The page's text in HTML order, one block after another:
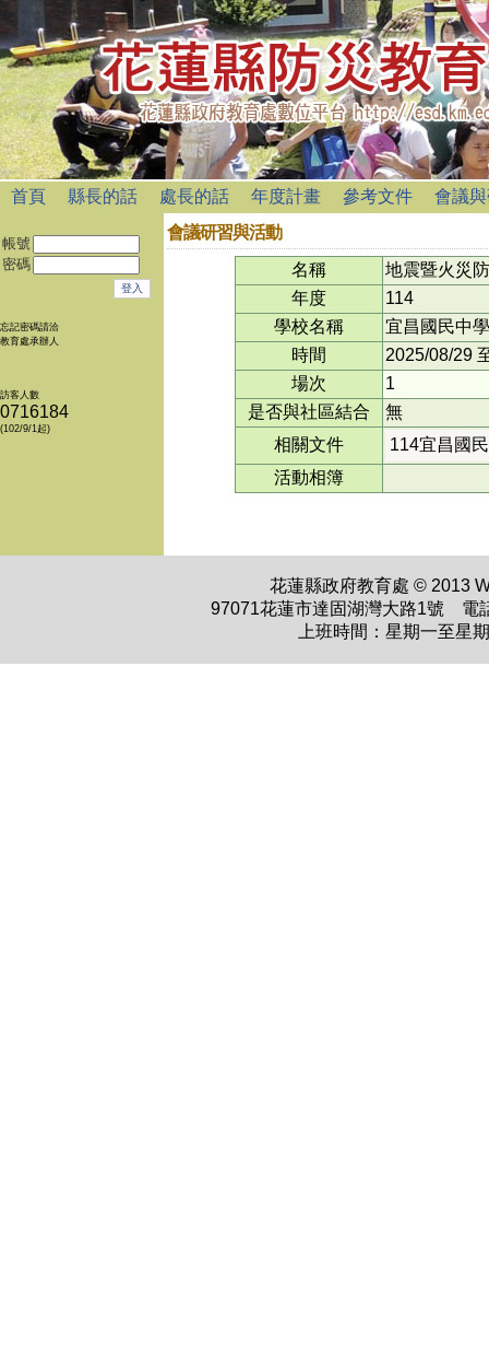
首頁 縣長的話 處長的話 年度計畫 參考文件 會議
帳號
密碼
忘記密碼請洽
教育處承辦人
訪客人數
0716184
(102/9/1起)
會議研習與活動
名稱
地震暨火災
年度
114
學校名稱
宜昌國民中學
時間
2025/08/29
場次
1
是否與社區結合
無
相關文件
114宜昌國
活動相簿
花蓮縣政府教育處 © 2013
97071花蓮市達固湖灣大路1號 電
上班時間：星期一至星